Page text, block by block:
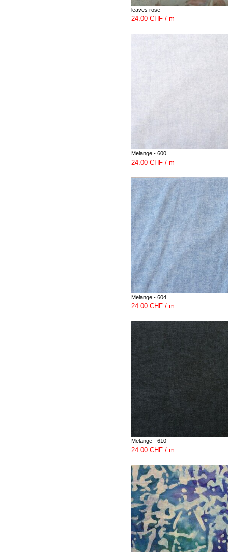
leaves rose
24.00 CHF / m
Melange - 600
24.00 CHF / m
Melange - 604
24.00 CHF / m
Melange - 610
24.00 CHF / m